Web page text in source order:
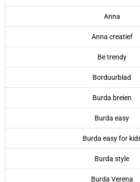
Anna
Anna creatief
Be trendy
Borduurblad
Burda breien
Burda easy
Burda easy for
Burda style
Burda Verena